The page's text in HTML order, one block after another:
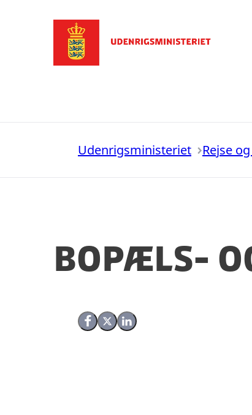
Udenrigsministeriet Rejse
Bopæls-
Del på Facebook
Del på X (Twitter)
Del på LinkedIn